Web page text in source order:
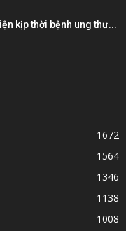
kịp thời bệnh ung thư...
1672
1564
1346
1138
1008